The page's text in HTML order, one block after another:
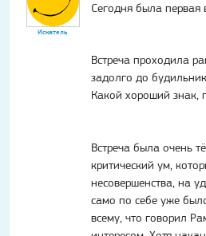
Искатель
Сегодня была первая
Встреча проходила
задолго до
Какой хороший знак,
Встреча была очень
критический ум,
несовершенства, на
само по себе уже
всему, что говорил